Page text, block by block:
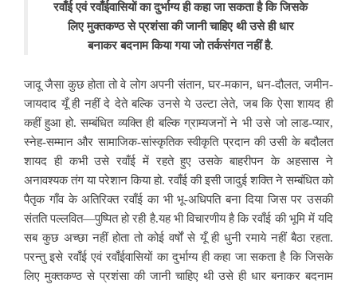
रवाँई एवं रवाँईवासियों का दुर्भाग्य ही कहा जा सकता है कि जिसके
लिए मुक्तकण्ठ से प्रशंसा की जानी चाहिए थी उसे ही धार
बनाकर बदनाम किया गया जो तर्कसंगत नहीं है.
जादू जैसा कुछ होता तो वे लोगअपनी संतान, घर-मकान, धन-दौलत, जमीन-
जायदाद यूँ ही नहीं दे देते बल्कि उनसे ये उल्टा लेते, जब कि ऐसा शायद ही
कहीं हुआ हो. सम्बंधित व्यक्ति ही बल्कि ग्राम्यजनों ने भी उसे जो लाड-प्यार,
स्नेह-सम्मान और सामाजिक-सांस्कृतिक स्वीकृति प्रदान की उसी के बदौलत
शायद ही कभी उसे रवाँई में रहते हुए उसके बाहरीपन के अहसास ने
अनावश्यक तंग या परेशान किया हो.रवाँई की इसी जादुई शक्ति ने सम्बंधित को
पैतृक गाँव के अतिरिक्त रवाँई का भी भू-अधिपति बना दिया जिस पर उसकी
संतति पल्लवित—पुष्पित हो रही है.यह भी विचारणीय है कि रवाँई की भूमि में यदि
सब कुछ अच्छा नहीं होता तो कोई वर्षों से यूँ ही धुनी रमाये नहीं बैठा रहता.
परन्तु इसे रवाँई एवं रवाँईवासियों का दुर्भाग्य ही कहा जा सकता है कि जिसके
लिए मुक्तकण्ठ से प्रशंसा की जानी चाहिए थी उसे ही धार बनाकर बदनाम